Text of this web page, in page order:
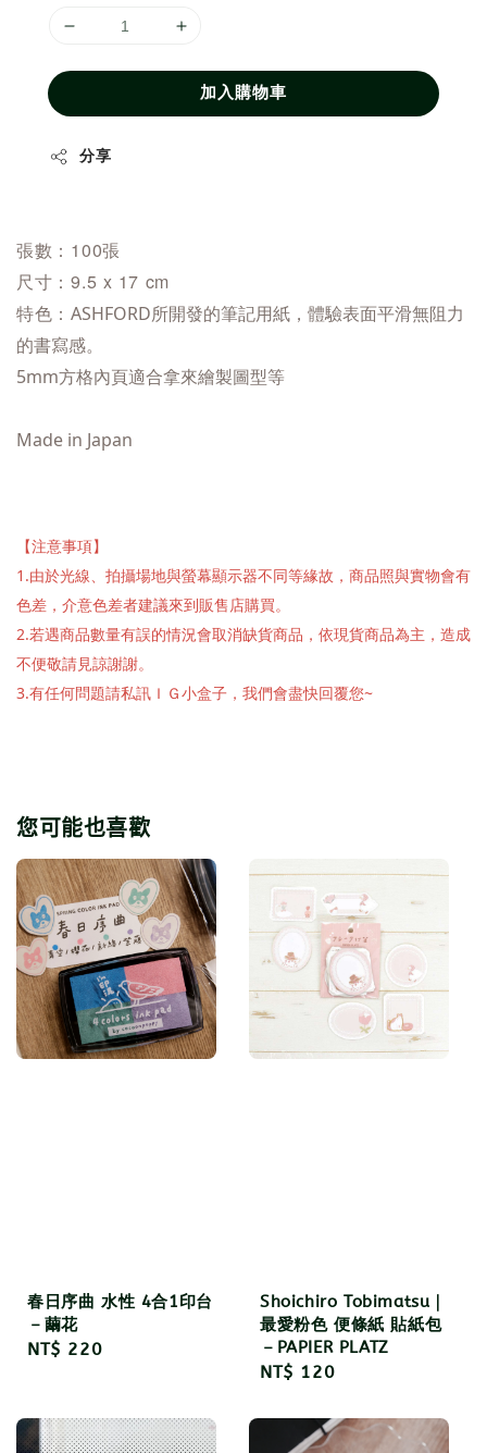
加入購物車
分享
張數：100張
尺寸：9.5 x 17 cm
特色：ASHFORD所開發的筆記用紙，體驗表面平滑無阻力
的書寫感。
5mm方格內頁適合拿來繪製圖型等
Made in Japan
【注意事項】
1.由於光線、拍攝場地與螢幕顯示器不同等緣故，商品照與實物會有
色差，介意色差者建議來到販售店購買。
2.若遇商品數量有誤的情況會取消缺貨商品，依現貨商品為主，造成
不便敬請見諒謝謝。
3.有任何問題請私訊ＩＧ小盒子，我們會盡快回覆您~
您可能也喜歡
春日序曲 水性 4合1印台
－繭花
Regular
NT$ 220
Shoichiro Tobimatsu｜
最愛粉色 便條紙 貼紙包
－PAPIER PLATZ
Regular
NT$ 120